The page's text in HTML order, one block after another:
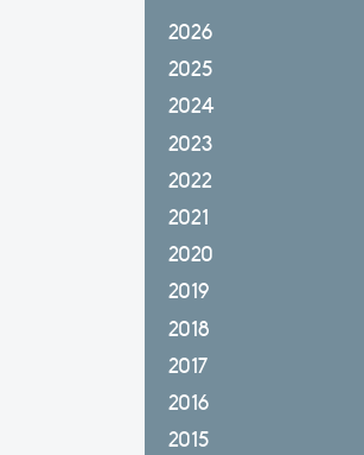
2026
2025
2024
2023
2022
2021
2020
2019
2018
2017
2016
2015